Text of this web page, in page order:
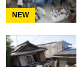
NEW